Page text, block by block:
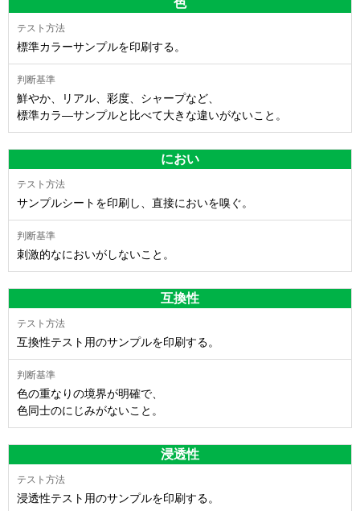
標準カラーサンプルを印刷する。
鮮やか、リアル、彩度、シャープなど、
標準カラ―サンプルと比べて大きな違いがないこと。
におい
サンプルシートを印刷し、直接においを嗅ぐ。
刺激的なにおいがしないこと。
互換性
互換性テスト用のサンプルを印刷する。
色の重なりの境界が明確で、
色同士のにじみがないこと。
浸透性
浸透性テスト用のサンプルを印刷する。